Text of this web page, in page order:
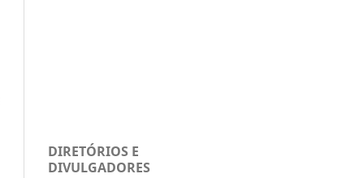
DIRETÓRIOS E
DIVULGADORES